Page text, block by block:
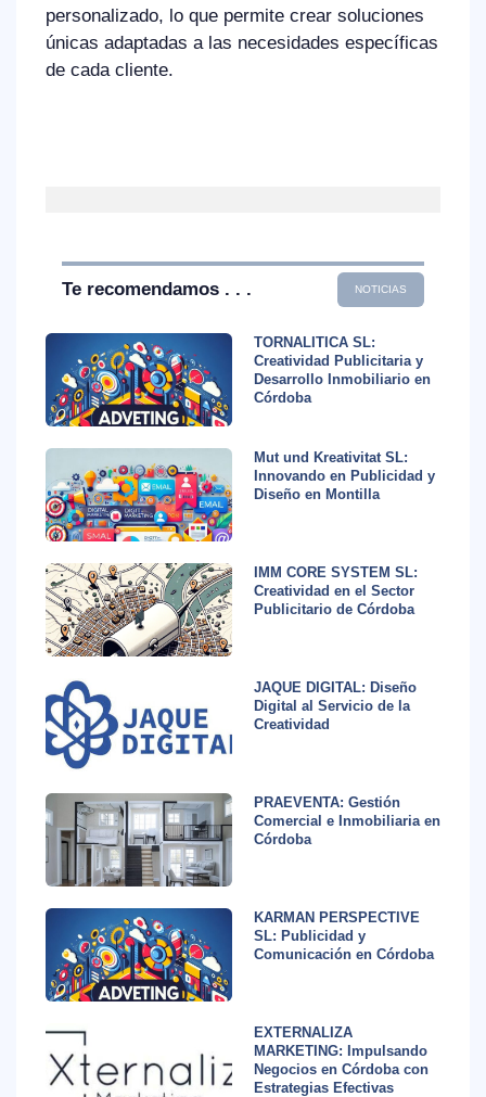
personalizado, lo que permite crear soluciones
únicas adaptadas a las necesidades específicas
de cada cliente.
Te recomendamos . . . NOTICIAS
TORNALITICA SL:
Creatividad Publicitaria y
Desarrollo Inmobiliario en
Córdoba
Mut und Kreativitat SL:
Innovando en Publicidad y
Diseño en Montilla
IMM CORE SYSTEM SL:
Creatividad en el Sector
Publicitario de Córdoba
JAQUE DIGITAL: Diseño
Digital al Servicio de la
Creatividad
PRAEVENTA: Gestión
Comercial e Inmobiliaria en
Córdoba
KARMAN PERSPECTIVE
SL: Publicidad y
Comunicación en Córdoba
EXTERNALIZA
MARKETING: Impulsando
Negocios en Córdoba con
Estrategias Efectivas